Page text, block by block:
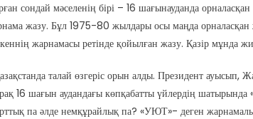
сондай мәселенің бірі – 16 шағынауданда
жазу. Бұл 1975-80 жылдары осы маңда орналасқан
жарнамасы ретінде қойылған жазу. Қазір мұнда
талай өзгеріс орын алды. Президент ауысып,
16 шағын аудандағы көпқабатты үйлердің
па әлде немқұрайлық па? «УЮТ»- деген